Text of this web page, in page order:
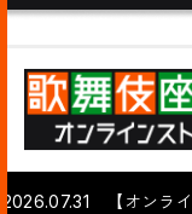
2026.07.31 【オンラ